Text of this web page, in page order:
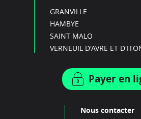
GRANVILLE
HAMBYE
SAINT MALO
VERNEUIL D'AVRE ET
Payer en
Nous contacter